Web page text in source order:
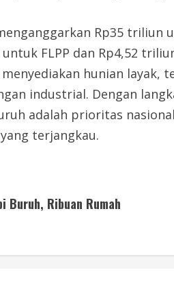
Rp35 triliun
FLPP dan Rp4,52
hunian
industrial. Dengan
adalah prioritas
terjangkau.
Buruh, Ribuan Rumah